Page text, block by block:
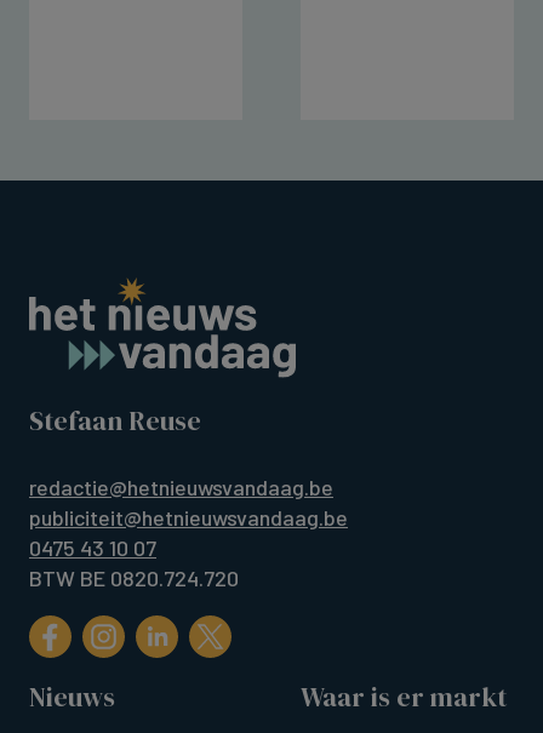
Stefaan Reuse
redactie@hetnieuwsvandaag.be
publiciteit@hetnieuwsvandaag.be
0475 43 10 07
BTW BE 0820.724.720
Nieuws Waar is er markt